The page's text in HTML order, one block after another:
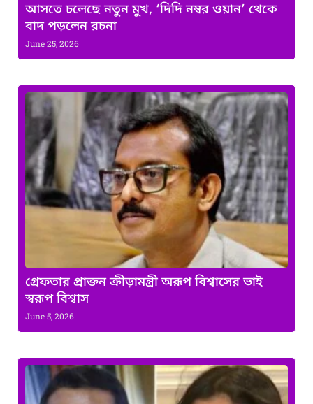
আসতে চলেছে নতুন মুখ, ‘দিদি নম্বর ওয়ান’ থেকে
বাদ পড়লেন রচনা
June 25, 2026
গ্রেফতার প্রাক্তন ক্রীড়ামন্ত্রী অরূপ বিশ্বাসের ভাই
স্বরূপ বিশ্বাস
June 5, 2026